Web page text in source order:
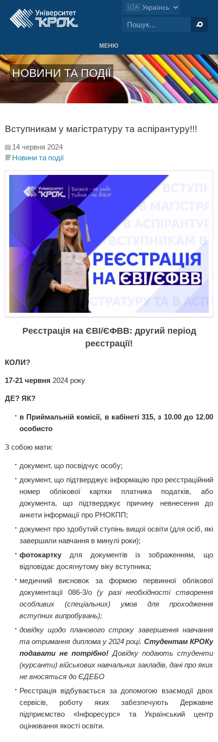
МЕНЮ
НОВИНИ ТА ПОДІЇ
Вступникам у магістратуру та аспірантуру!!!
14 червня 2024
Новини та події
Реєстрація на ЄВІ/ЄФВВ: другий період
реєстрації!
КОЛИ?
17-21 червня 2024 року
ДЕ? ЯК?
в Приймальній комісії, в кабінеті 315, з 10.00 до 12.00
особисто
З собою мати:
документ, що посвідчує особу;
документ, що підтверджує інформацію про реєстраційний
номер облікової картки платника податків, або
документа, що підтверджує причину невнесення до
анкети інформації про РНОКПП;
документ про здобутий ступінь вищої освіти (для осіб, які
завершили навчання в минулі роки);
фотокартку для документів із зображенням, що
відповідає досягнутому віку вступника;
медичний висновок за формою первинної облікової
документації 086-3/о(у разі необхідності створення
особливих (спеціальних) умов для проходження
вступних випробувань);
довідку щодо планового строку завершення навчання
та отримання диплома у 2024 році. Студентам КРОКу
подавати не потрібно! Довідку подають студенти
(курсанти) військових навчальних закладів, дані про яких
не вносяться до ЄДЕБО
Реєстрація відбувається за допомогою взаємодії двох
сервісів, роботу яких забезпечують Державне
підприємство «Інфоресурс» та Український центр
оцінювання якості освіти.